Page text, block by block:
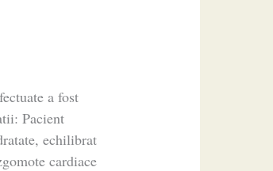
a fost
Pacient
echilibrat
cardiace